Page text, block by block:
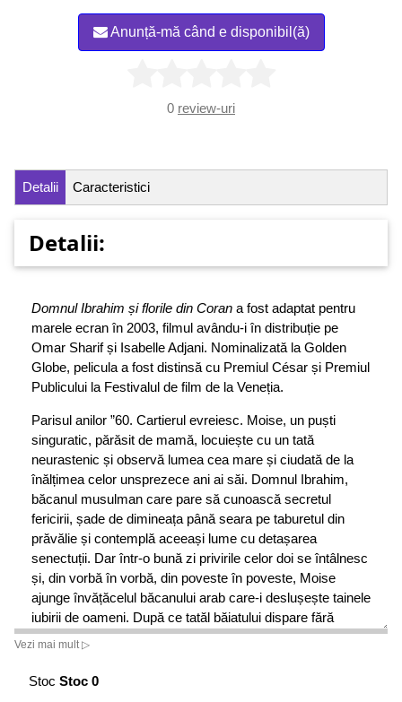
Anunță-mă când e disponibil(ă)
0 review-uri
Detalii Caracteristici
Detalii:
Domnul Ibrahim și florile din Coran a fost adaptat pentru
marele ecran în 2003, filmul avându-i în distribuție pe
Omar Sharif și Isabelle Adjani. Nominalizată la Golden
Globe, pelicula a fost distinsă cu Premiul César și Premiul
Publicului la Festivalul de film de la Veneția.
Parisul anilor ”60. Cartierul evreiesc. Moise, un puști
singuratic, părăsit de mamă, locuiește cu un tată
neurastenic și observă lumea cea mare și ciudată de la
înălțimea celor unsprezece ani ai săi. Domnul Ibrahim,
băcanul musulman care pare să cunoască secretul
fericirii, șade de dimineața până seara pe taburetul din
prăvălie și contemplă aceeași lume cu detașarea
senectuții. Dar într-o bună zi privirile celor doi se întâlnesc
și, din vorbă în vorbă, din poveste în poveste, Moise
ajunge învățăcelul băcanului arab care-i deslușește tainele
iubirii de oameni. După ce tatăl băiatului dispare fără
urmă, bătrânul îl adoptă pe micul orfan și împreună
de legile sfinte ale Coranului. Călătoria spre lumea
Vezi mai mult ▷
Stoc Stoc 0